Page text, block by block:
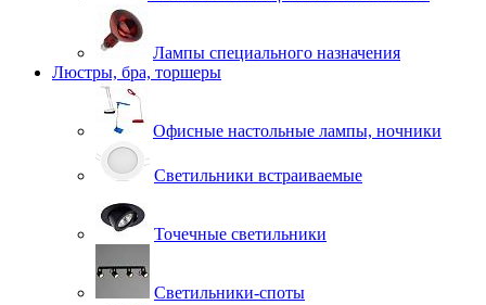
Лампы специального назначения
Люстры, бра, торшеры
Офисные настольные лампы, ночники
Светильники встраиваемые
Точечные светильники
Светильники-споты